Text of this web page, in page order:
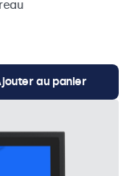
au panier